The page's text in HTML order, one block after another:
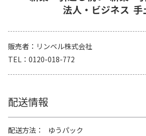
法人・ビジネス 手
販売者
リンベル株式会社
TEL
0120-018-772
配送情報
配送方法
ゆうパック